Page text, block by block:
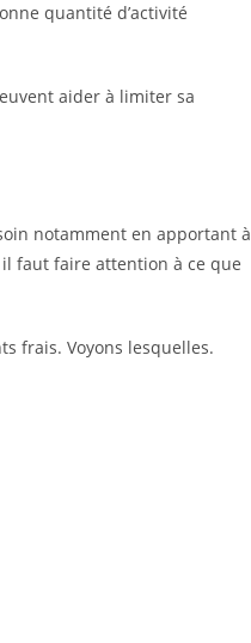
quantité d’activité
aider à limiter sa
notamment en apportant à
faut faire attention à ce que
frais. Voyons lesquelles.